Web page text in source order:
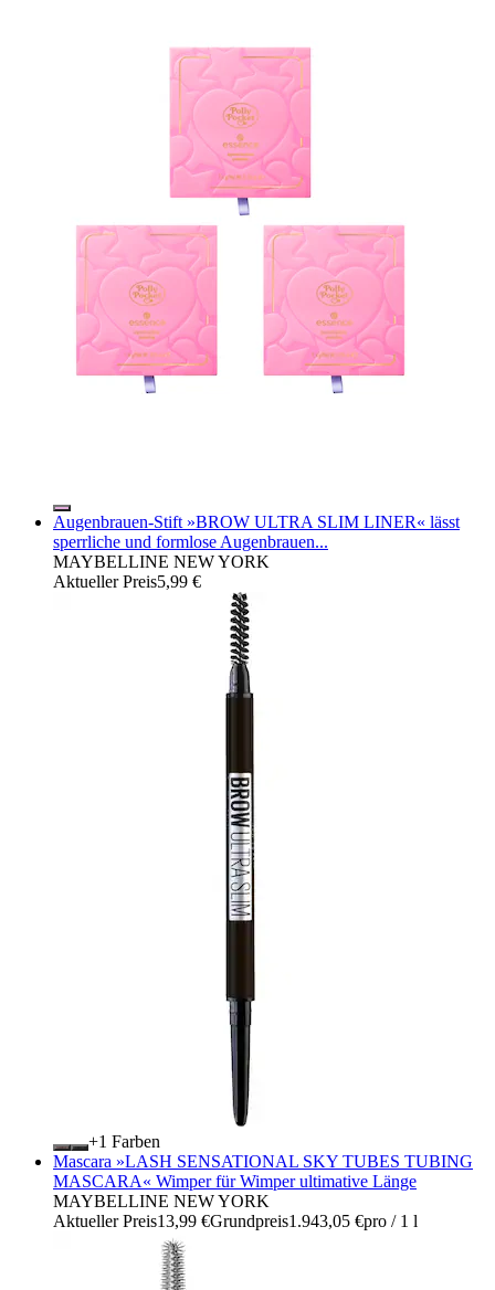
Augenbrauen-Stift »BROW ULTRA SLIM LINER« lässt
sperrliche und formlose Augenbrauen...
MAYBELLINE NEW YORK
Aktueller Preis5,99 €
+
Farben
Mascara »LASH SENSATIONAL SKY TUBES TUBING
MASCARA« Wimper für Wimper ultimative Länge
MAYBELLINE NEW YORK
Aktueller Preis13,99 €Grundpreis1.943,05 €pro / 1 l